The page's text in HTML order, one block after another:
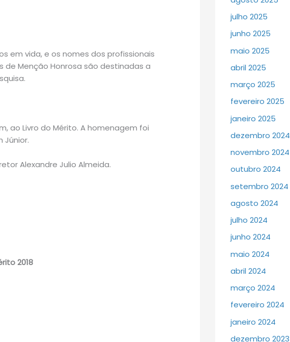
em vida, e os nomes dos profissionais
de Menção Honrosa são destinadas a
ao Livro do Mérito. A homenagem foi
Júnior.
Alexandre Julio Almeida.
2018
julho 2025
junho 2025
maio 2025
abril 2025
março 2025
fevereiro 2025
janeiro 2025
dezembro 2024
novembro 2024
outubro 2024
setembro 2024
agosto 2024
julho 2024
junho 2024
maio 2024
abril 2024
março 2024
fevereiro 2024
janeiro 2024
dezembro 2023